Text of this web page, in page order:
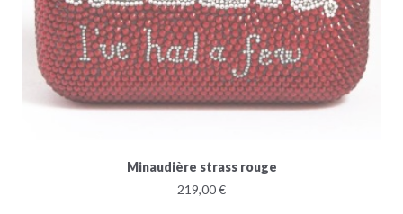
Minaudière strass rouge
219,00 €